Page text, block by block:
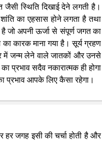
स्थिति दिखाई देने लगती है।
का एहसास होने लगता है तथा
जो अपनी ऊर्जा से संपूर्ण जगत का
का कारक माना गया है। सूर्य ग्रहण
में जन्म लेने वाले जातकों और उनसे
प्रभाव सदैव नकारात्मक ही होगा
प्रभाव आपके लिए कैसा रहेगा।
जगह इसी की चर्चा होती है और